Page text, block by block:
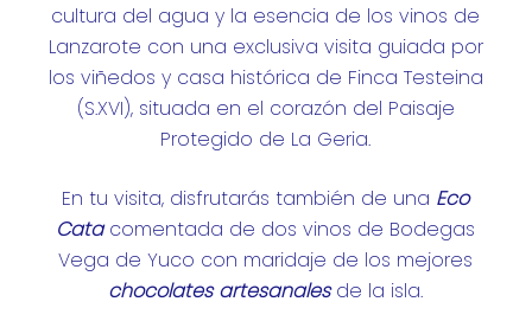
cultura del agua y la esencia de los vinos de
Lanzarote con una exclusiva visita guiada por
los viñedos y casa histórica de Finca Testeina
(S.XVI), situada en el corazón del Paisaje
Protegido de La Geria.
En tu visita, disfrutarás también de una Eco
Catacomentada de dos vinos de Bodegas
Vega de Yuco con maridaje de los mejores
chocolates artesanalesde la isla.